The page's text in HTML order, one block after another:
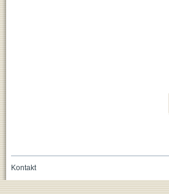
Kontakt